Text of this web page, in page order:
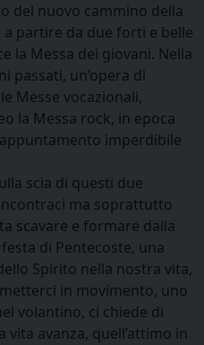
del nuovo cammino della
a partire da due forti e belle
la Messa dei giovani. Nella
passati, un’opera di
Messe vocazionali,
la Messa rock, in epoca
imperdibile
scia di questi due
ma soprattutto
scavare e formare dalla
di Pentecoste, una
Spirito nella nostra vita,
in movimento, uno
volantino, ci chiede di
vita avanza, quell’attimo in